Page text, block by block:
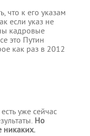
что к его указам
если указ не
кадровые
это Путин
как раз в 2012
уже сейчас
Но
никаких.